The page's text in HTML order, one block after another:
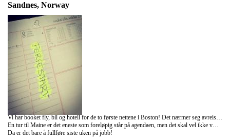
Sandnes, Norway
Vi har booket fly, bil og hotell for de to første nettene i Boston! Det nærmer seg avreise ja :) 3 deilige uker i USA står for tur!
En tur til Maine er det eneste som foreløpig står på agendaen, men det skal vel ikke være umulig å finne på noe å gjøre og finne steder å besøke :)
Da er det bare å fullføre siste uken på jobb!